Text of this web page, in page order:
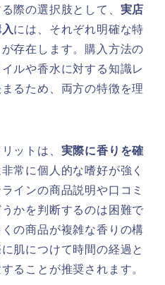
際の選択肢として、 実店
には、それぞれ明確な特
存在します。購入方法の
ルや香水に対する知識レ
るため、両方の特徴を理
ットは、 実際に香りを確
常に個人的な嗜好が強く
インの商品説明や口コミ
かを判断するのは困難で
の商品が複雑な香りの構
肌につけて時間の経過と
ることが推奨されます。